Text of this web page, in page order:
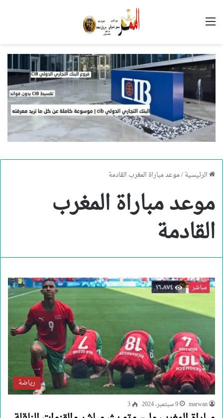
القائمة
الرئيسية/موعد مباراة المغرب القادمة
موعد مباراة المغرب
القادمة
رياضة
marwan 9 سبتمبر، 2024 3